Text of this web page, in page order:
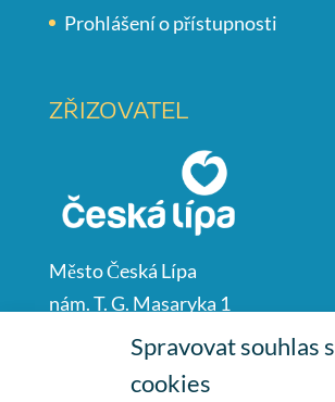
Spravovat souhlas s
cookies
Prohlášení o přístupnosti
ZŘIZOVATEL
Město Česká Lípa
nám. T. G. Masaryka 1
Česká Lípa